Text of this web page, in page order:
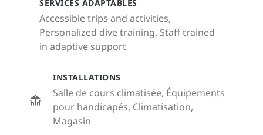
SERVICES ADAPTABLES
Accessible trips and activities,
Personalized dive training, Staff trained
in adaptive support
INSTALLATIONS
Salle de cours climatisée, Équipements
pour handicapés, Climatisation,
Magasin